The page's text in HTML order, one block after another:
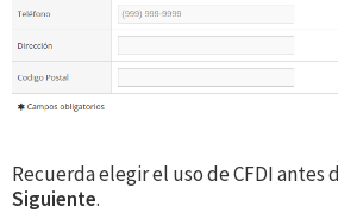
Recuerda elegir el uso de CFDI antes
Siguiente.